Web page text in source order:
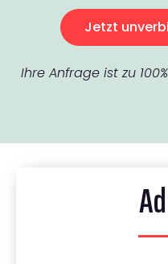
Jetzt
Ihre Anfrage ist zu